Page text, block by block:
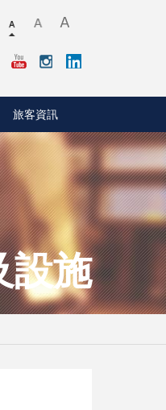
旅客資訊
設施